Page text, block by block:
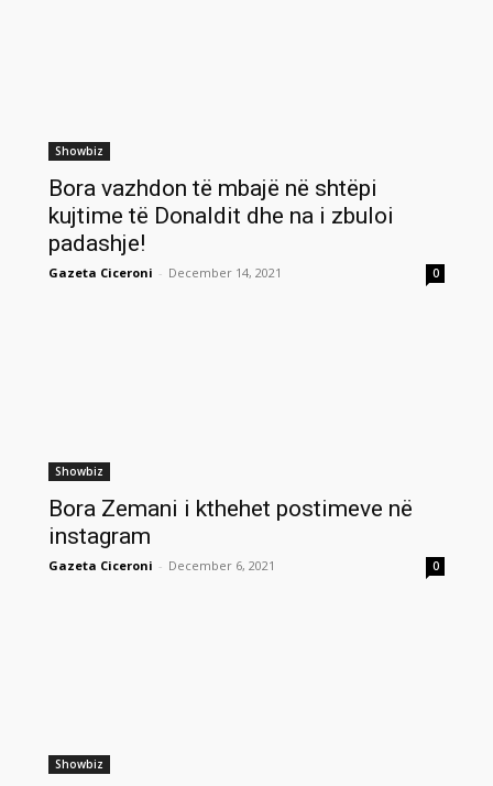
Showbiz
Bora vazhdon të mbajë në shtëpi
kujtime të Donaldit dhe na i zbuloi
padashje!
Gazeta Ciceroni - December 14, 2021 0
Showbiz
Bora Zemani i kthehet postimeve në
instagram
Gazeta Ciceroni - December 6, 2021 0
Showbiz